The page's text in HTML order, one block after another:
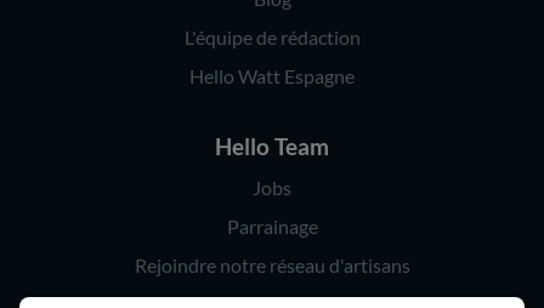
L'équipe de rédaction
Hello Watt Espagne
Hello Team
Jobs
Parrainage
Rejoindre notre réseau d'artisans